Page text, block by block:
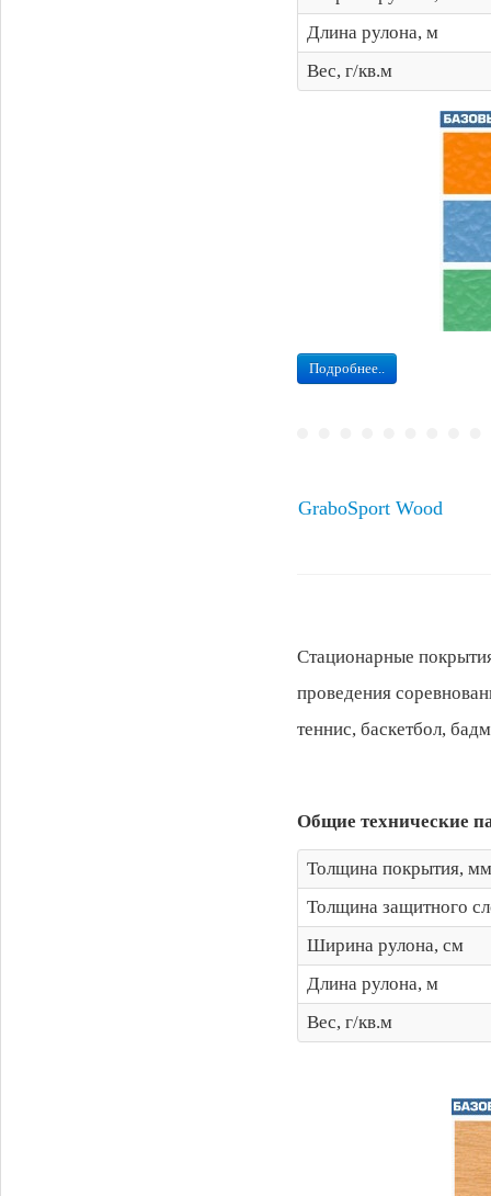
Длина рулона, м
Вес, г/кв.м
Подробнее..
GraboSport Wood
Стационарные
проведения
теннис, баскетбол,
Общие технические
Толщина покрытия, мм
Толщина защитного
Ширина рулона, см
Длина рулона, м
Вес, г/кв.м